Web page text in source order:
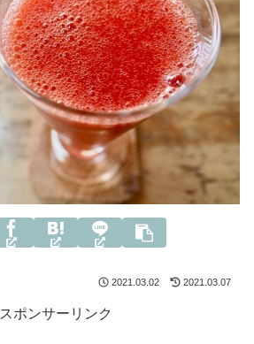
2021.03.02 2021.03.07
スポンサーリンク